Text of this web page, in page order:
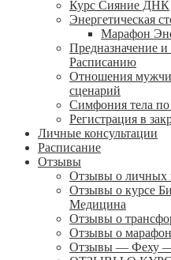
Курс Сияние ДНК
Энергетическая
Марафон
Предназначение
Расписанию
Отношения
сценарий
Симфония тела
Регистрация в
Личные консультации
Расписание
Отзывы
Отзывы о личных
Отзывы о курсе
Медицина
Отзывы о
Отзывы о
Отзывы — Феху —